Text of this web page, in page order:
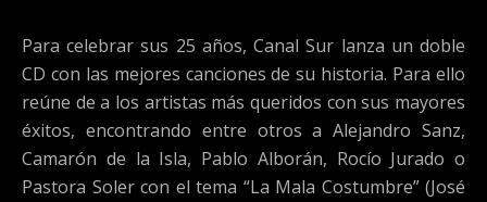
Para celebrar sus 25 años, Canal Sur lanza un doble
CD con las mejores canciones de su historia. Para ello
reúne de a los artistas más queridos con sus mayores
éxitos, encontrando entre otros a Alejandro Sanz,
Camarón de la Isla, Pablo Alborán, Rocío Jurado o
Pastora Soler con el tema “La Mala Costumbre” (José